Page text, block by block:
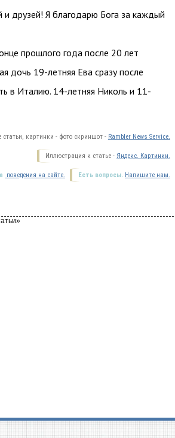
друзей! Я благодарю Бога за каждый
прошлого года после 20 лет
дочь 19-летняя Ева сразу после
в Италию. 14-летняя Николь и 11-
статьи, картинки - фото скриншот - Rambler News Service.
Иллюстрация к статье - Яндекс. Картинки.
Есть вопросы. Напишите нам.
поведения на сайте.